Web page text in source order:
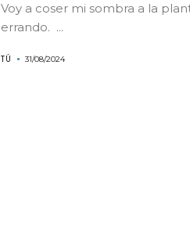
Voy a coser mi sombra a la
errando. ...
TÚ 31/08/2024